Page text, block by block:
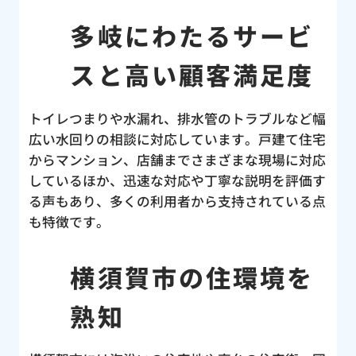
多岐にわたるサービ
スと高い顧客満足度
トイレつまりや水漏れ、排水管のトラブルなど幅
広い水回りの相談に対応しています。戸建て住宅
からマンション、店舗までさまざまな現場に対応
しているほか、迅速な対応や丁寧な説明を評価す
る声もあり、多くの利用者から支持されている点
も特徴です。
横須賀市の住環境を
熟知